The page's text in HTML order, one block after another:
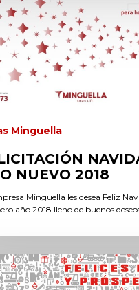
Minguella
NUEVO 2018
Minguella les desea Feliz
año 2018 lleno de buenos